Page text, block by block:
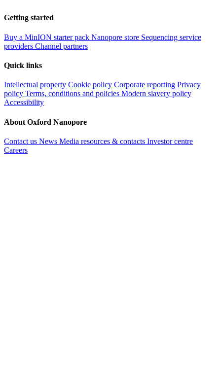
Getting started
Buy a MinION starter pack Nanopore store Sequencing service
providers Channel partners
Quick links
Intellectual property Cookie policy Corporate reporting Privacy
policy Terms, conditions and policies Modern slavery policy
Accessibility
About Oxford Nanopore
Contact us News Media resources & contacts Investor centre
Careers